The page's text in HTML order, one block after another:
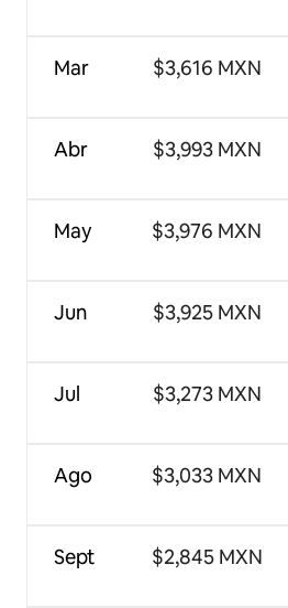
Mar
Abr
May
Jun
Jul
Ago
Sept
$3,616 MXN
$3,993 MXN
$3,976 MXN
$3,925 MXN
$3,273 MXN
$3,033 MXN
$2,845 MXN